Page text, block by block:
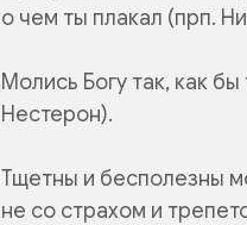
о чем ты плакал (прп.
Молись Богу так, как
Нестерон).
Тщетны и бесполезны
не со страхом и